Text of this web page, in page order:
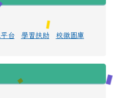
台 學習扶助 校徽圖庫